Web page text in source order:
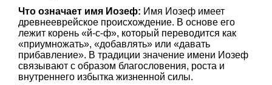
Что означает имя Иозеф: Имя Иозеф имеет
древнееврейское происхождение. В основе его
лежит корень «й-с-ф», который переводится как
«приумножать», «добавлять» или «давать
прибавление». В традиции значение имени Иозеф
связывают с образом благословения, роста и
внутреннего избытка жизненной силы.